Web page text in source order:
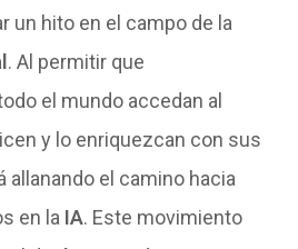
un hito en el campo de la
. Al permitir que
el mundo accedan al
y lo enriquezcan con sus
allanando el camino hacia
en la IA. Este movimiento